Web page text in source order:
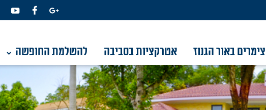
צימרים באור הגנוז אטרקציות בסביבה להשלמת החופשה